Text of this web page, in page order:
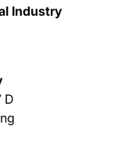
Industry
D